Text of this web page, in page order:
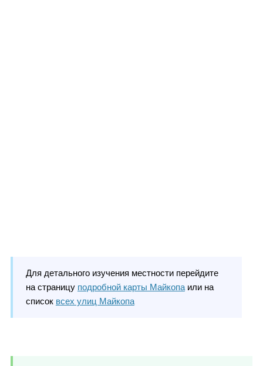
Для детального изучения местности перейдите
на страницу подробной карты Майкопаили на
список всех улиц Майкопа